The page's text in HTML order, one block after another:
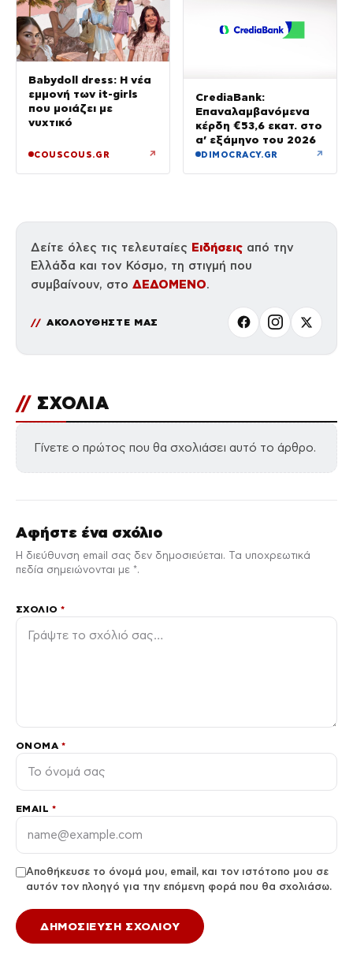
Babydoll dress: Η νέα
εμμονή των it-girls
που μοιάζει με
νυχτικό
COUSCOUS.GR ↗
CrediaBank:
Επαναλαμβανόμενα
κέρδη €53,6 εκατ. στο
α’ εξάμηνο του 2026
DIMOCRACY.GR ↗
Δείτε όλες τις τελευταίες Ειδήσεις από την
Ελλάδα και τον Κόσμο, τη στιγμή που
συμβαίνουν, στο ΔΕΔΟΜΕΝΟ.
ΑΚΟΛΟΥΘΗΣΤΕ ΜΑΣ
// ΣΧΟΛΙΑ
Γίνετε ο πρώτος που θα σχολιάσει αυτό το άρθρο.
Αφήστε ένα σχόλιο
Η διεύθυνση email σας δεν δημοσιεύεται. Τα υποχρεωτικά
πεδία σημειώνονται με *.
ΣΧΌΛΙΟ*
ΌΝΟΜΑ *
EMAIL *
Αποθήκευσε το όνομά μου, email, και τον ιστότοπο μου σε
αυτόν τον πλοηγό για την επόμενη φορά που θα σχολιάσω.